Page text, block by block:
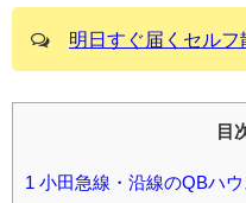
明日すぐ届くセルフ
目
1 小田急線・沿線のQBハ